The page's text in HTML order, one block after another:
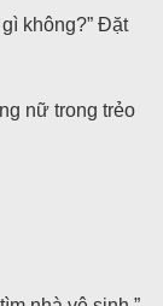
không?” Đặt
nữ trong trẻo